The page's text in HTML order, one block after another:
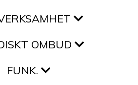
OMBUD
FUNK.